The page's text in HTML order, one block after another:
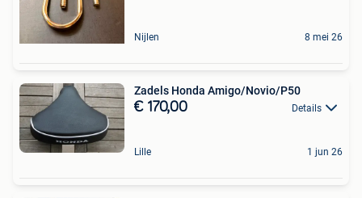
Nijlen 8 mei 26
Zadels Honda Amigo/Novio/P50
€ 170,00 Details
Lille 1 jun 26